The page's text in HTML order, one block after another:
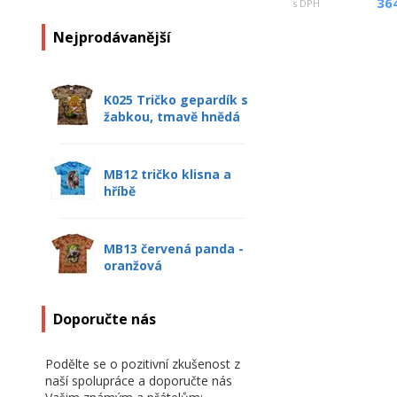
Nejprodávanější
K025 Tričko gepardík s
žabkou, tmavě hnědá
MB12 tričko klisna a
hříbě
MB13 červená panda -
oranžová
Doporučte nás
Podělte se o pozitivní zkušenost z
naší spolupráce a doporučte nás
s DPH